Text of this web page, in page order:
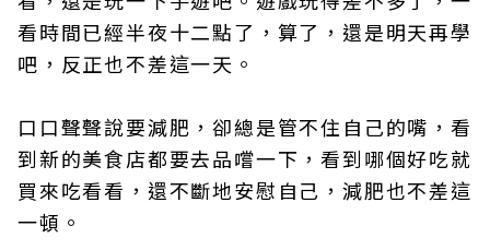
看時間已經半夜十二點了，算了，還是明天再學
吧，反正也不差這一天。
口口聲聲說要減肥，卻總是管不住自己的嘴，看
到新的美食店都要去品嚐一下，看到哪個好吃就
買來吃看看，還不斷地安慰自己，減肥也不差這
一頓。